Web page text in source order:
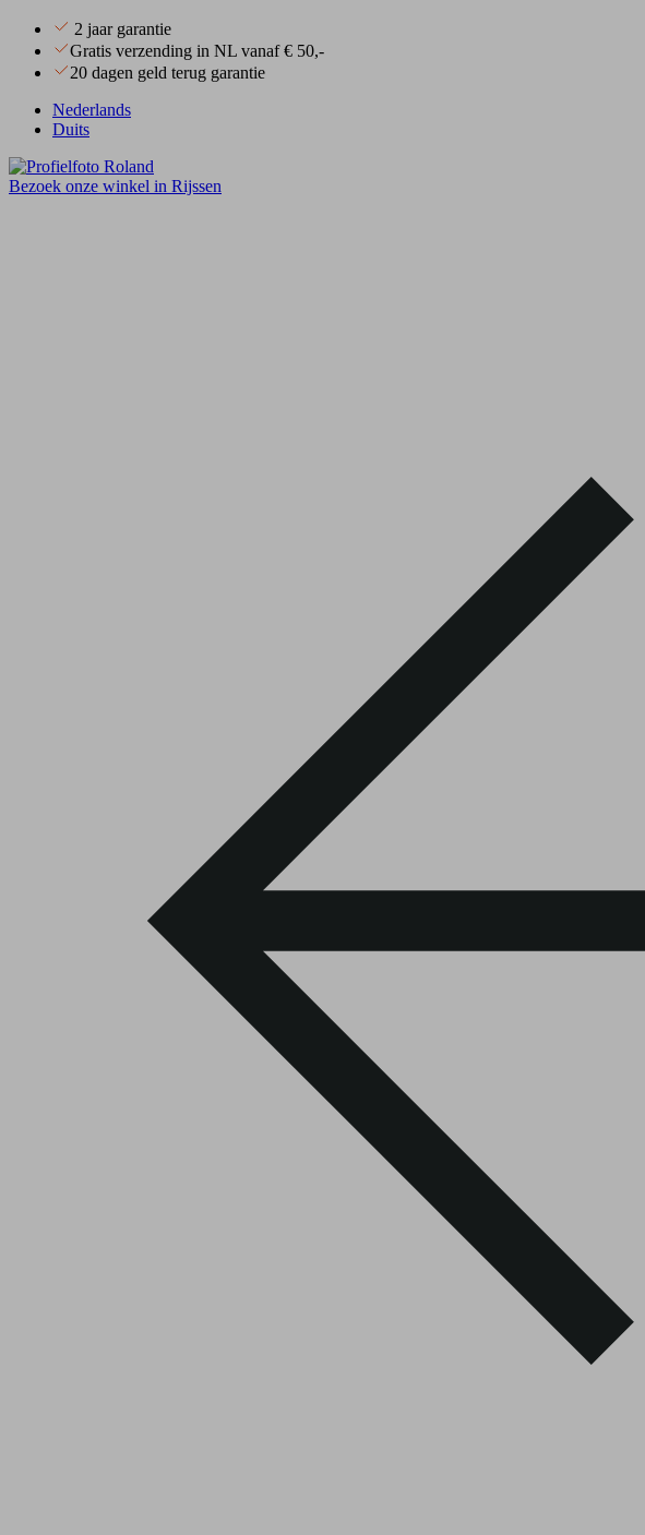
2 jaar garantie
Gratis verzending in NL vanaf € 50,-
20 dagen geld terug garantie
Nederlands
Duits
Bezoek onze winkel in Rijssen